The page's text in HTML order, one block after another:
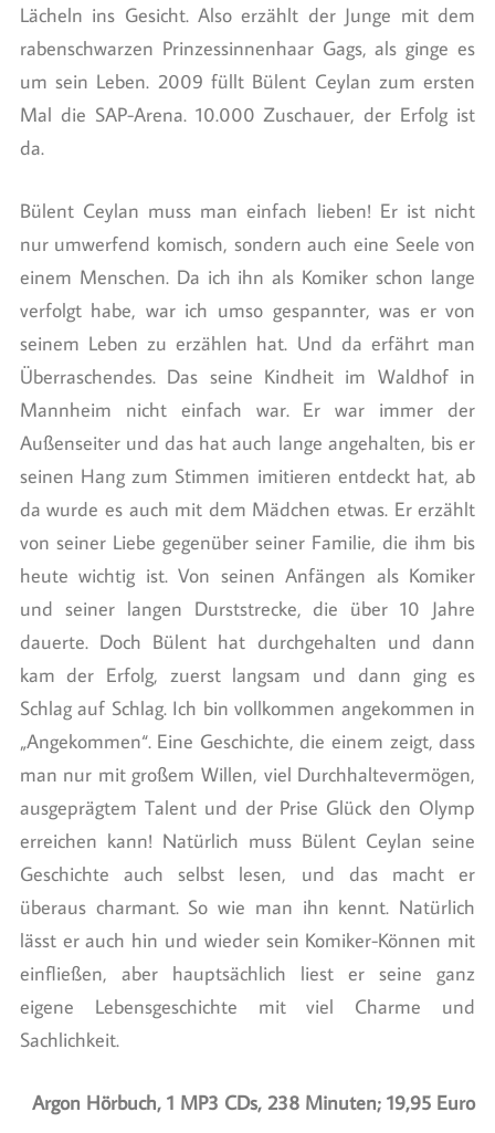
Lächeln ins Gesicht. Also erzählt der Junge mit dem
rabenschwarzen Prinzessinnenhaar Gags, als ginge es
um sein Leben. 2009 füllt Bülent Ceylan zum ersten
Mal die SAP-Arena. 10.000 Zuschauer, der Erfolg ist
da.
Bülent Ceylan muss man einfach lieben! Er ist nicht
nur umwerfend komisch, sondern auch eine Seele von
einem Menschen. Da ich ihn als Komiker schon lange
verfolgt habe, war ich umso gespannter, was er von
seinem Leben zu erzählen hat. Und da erfährt man
Überraschendes. Das seine Kindheit im Waldhof in
Mannheim nicht einfach war. Er war immer der
Außenseiter und das hat auch lange angehalten, bis er
seinen Hang zum Stimmen imitieren entdeckt hat, ab
da wurde es auch mit dem Mädchen etwas. Er erzählt
von seiner Liebe gegenüber seiner Familie, die ihm bis
heute wichtig ist. Von seinen Anfängen als Komiker
und seiner langen Durststrecke, die über 10 Jahre
dauerte. Doch Bülent hat durchgehalten und dann
kam der Erfolg, zuerst langsam und dann ging es
Schlag auf Schlag. Ich bin vollkommen angekommen in
„Angekommen“. Eine Geschichte, die einem zeigt, dass
man nur mit großem Willen, viel Durchhaltevermögen,
ausgeprägtem Talent und der Prise Glück den Olymp
erreichen kann! Natürlich muss Bülent Ceylan seine
Geschichte auch selbst lesen, und das macht er
überaus charmant. So wie man ihn kennt. Natürlich
lässt er auch hin und wieder sein Komiker-Können mit
einfließen, aber hauptsächlich liest er seine ganz
eigene Lebensgeschichte mit viel Charme und
Sachlichkeit.
Argon Hörbuch, 1 MP3 CDs, 238 Minuten; 19,95 Euro